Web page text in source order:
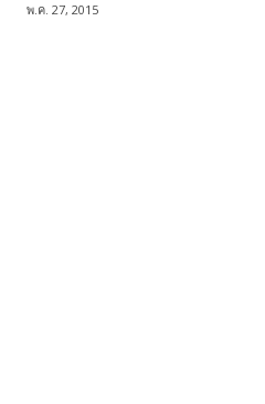
พ.ค. 27, 2015